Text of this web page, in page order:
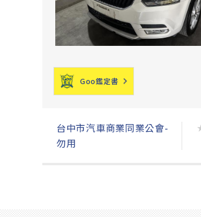
Goo鑑定書
台中市汽車商業同業公會-
勿用